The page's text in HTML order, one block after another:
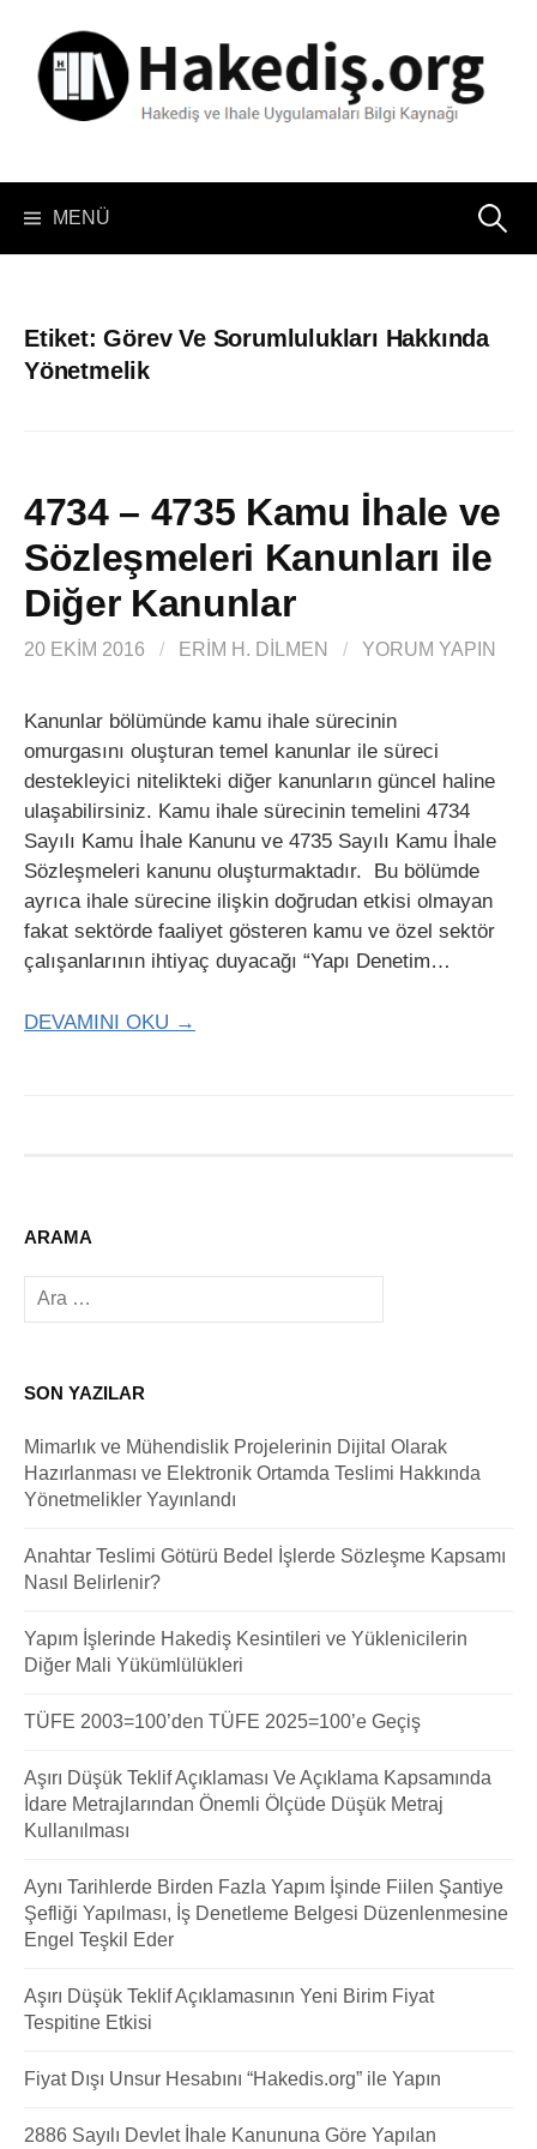
MENÜ Arama:
Etiket:Görev Ve Sorumlulukları Hakkında
Yönetmelik
4734 – 4735 Kamu İhale ve
Sözleşmeleri Kanunları ile
Diğer Kanunlar
20 EKIM 2016 / ERIM H. DİLMEN / YORUM YAPIN
Kanunlar bölümünde kamu ihale sürecinin
omurgasını oluşturan temel kanunlar ile süreci
destekleyici nitelikteki diğer kanunların güncel haline
ulaşabilirsiniz. Kamu ihale sürecinin temelini 4734
Sayılı Kamu İhale Kanunu ve 4735 Sayılı Kamu İhale
Sözleşmeleri kanunu oluşturmaktadır. Bu bölümde
ayrıca ihale sürecine ilişkin doğrudan etkisi olmayan
fakat sektörde faaliyet gösteren kamu ve özel sektör
çalışanlarının ihtiyaç duyacağı “Yapı Denetim…
DEVAMINI OKU →
ARAMA
Arama:
SON YAZILAR
Mimarlık ve Mühendislik Projelerinin Dijital Olarak
Hazırlanması ve Elektronik Ortamda Teslimi Hakkında
Yönetmelikler Yayınlandı
Anahtar Teslimi Götürü Bedel İşlerde Sözleşme Kapsamı
Nasıl Belirlenir?
Yapım İşlerinde Hakediş Kesintileri ve Yüklenicilerin
Diğer Mali Yükümlülükleri
TÜFE 2003=100’den TÜFE 2025=100’e Geçiş
Aşırı Düşük Teklif Açıklaması Ve Açıklama Kapsamında
İdare Metrajlarından Önemli Ölçüde Düşük Metraj
Kullanılması
Aynı Tarihlerde Birden Fazla Yapım İşinde Fiilen Şantiye
Şefliği Yapılması, İş Denetleme Belgesi Düzenlenmesine
Engel Teşkil Eder
Aşırı Düşük Teklif Açıklamasının Yeni Birim Fiyat
Tespitine Etkisi
Fiyat Dışı Unsur Hesabını “Hakedis.org” ile Yapın
2886 Sayılı Devlet İhale Kanununa Göre Yapılan